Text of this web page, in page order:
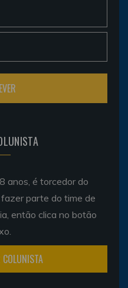
anos, é torcedor do
parte do time de
então clica no botão
COLUNISTA